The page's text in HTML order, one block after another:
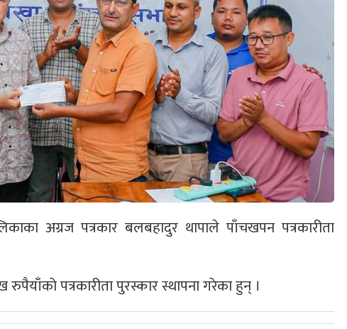
अग्रज पत्रकार बलबहादुर थापाले पाँचखपन पत्रकारीता
पत्रकारीता पुरस्कार स्थापना गरेका हुन् ।